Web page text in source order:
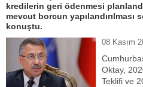
kredilerin geri ödenmesi
mevcut borcun
konuştu.
08 Kasım
Oktay,
Teklifi ve